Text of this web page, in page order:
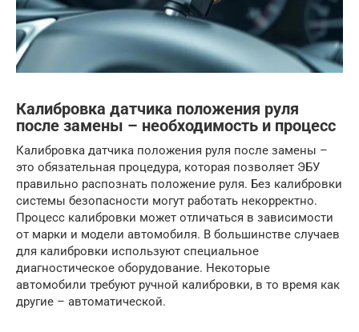
Калибровка датчика положения руля
после замены – необходимость и процесс
Калибровка датчика положения руля после замены –
это обязательная процедура, которая позволяет ЭБУ
правильно распознать положение руля. Без калибровки
системы безопасности могут работать некорректно.
Процесс калибровки может отличаться в зависимости
от марки и модели автомобиля. В большинстве случаев
для калибровки используют специальное
диагностическое оборудование. Некоторые
автомобили требуют ручной калибровки, в то время как
другие – автоматической.